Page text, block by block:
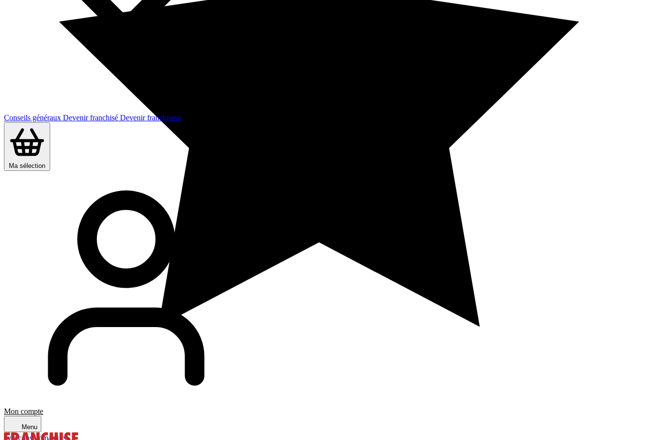
Conseils généraux Devenir franchisé Devenir franchiseur
Ma sélection
Mon compte
Menu
avis consommateurs